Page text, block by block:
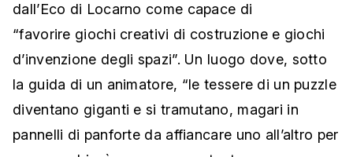
dall’Eco di Locarno come capace di
“favorire giochi creativi di costruzione e giochi
d’invenzione degli spazi”. Un luogo dove, sotto
la guida di un animatore, “le tessere di un puzzle
diventano giganti e si tramutano, magari in
pannelli di panforte da affiancare uno all’altro per